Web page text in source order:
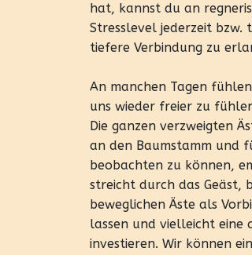
hat, kannst du an
Stresslevel jederzeit bzw.
tiefere Verbindung zu
An manchen Tagen
uns wieder freier zu
Die ganzen verzweigten
an den Baumstamm und
beobachten zu können,
streicht durch das Geäst,
beweglichen Äste als
lassen und vielleicht eine
investieren. Wir können